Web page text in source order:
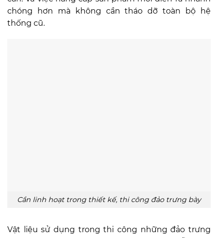
chóng hơn mà không cần tháo dỡ toàn bộ hệ
thống cũ.
Cần linh hoạt trong thiết kế, thi công đảo trưng bày
Vật liệu sử dụng trong thi công những đảo trưng